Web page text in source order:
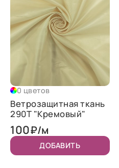
0 цветов
Ветрозащитная ткань
290T "Кремовый"
100₽/м
ДОБАВИТЬ